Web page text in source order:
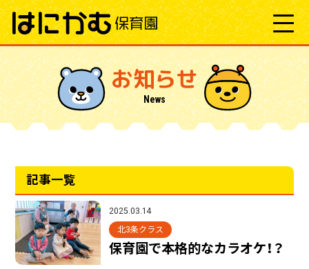
お知らせ
News
記事一覧
2025.03.14
北3条クラス
保育園で本格的なカラオケ！？